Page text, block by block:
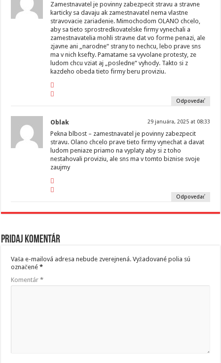
Zamestnavatel je povinny zabezpecit stravu a stravne
karticky sa davaju ak zamestnavatel nema vlastne
stravovacie zariadenie. Mimochodom OLANO chcelo,
aby sa tieto sprostredkovatelske firmy vynechali a
zamestnavatelia mohli stravne dat vo forme penazi, ale
zjavne ani „narodne“ strany to nechcu, lebo prave sns
ma v nich ksefty. Pamatame sa vyvolane protesty, ze
ludom chcu vziat aj „posledne“ vyhody. Takto si z
kazdeho obeda tieto firmy beru proviziu.
Odpovedať
Oblak 29 januára, 2025 at 08:33
Pekna blbost – zamestnavatel je povinny zabezpecit
stravu. Olano chcelo prave tieto firmy vynechat a davat
ludom peniaze priamo na vyplaty aby si z toho
nestahovali proviziu, ale sns ma v tomto biznise svoje
zaujmy
Odpovedať
Pridaj komentár
Vaša e-mailová adresa nebude zverejnená. Vyžadované polia sú
označené*
Komentár*